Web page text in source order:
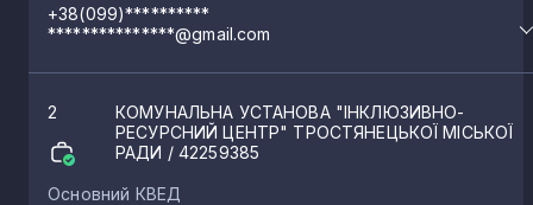
+38(099)**********
***************@gmail.com
2
КОМУНАЛЬНА УСТАНОВА "ІНКЛЮЗИВНО-
РЕСУРСНИЙ ЦЕНТР" ТРОСТЯНЕЦЬКОЇ МІСЬКОЇ
РАДИ / 42259385
Основний КВЕД